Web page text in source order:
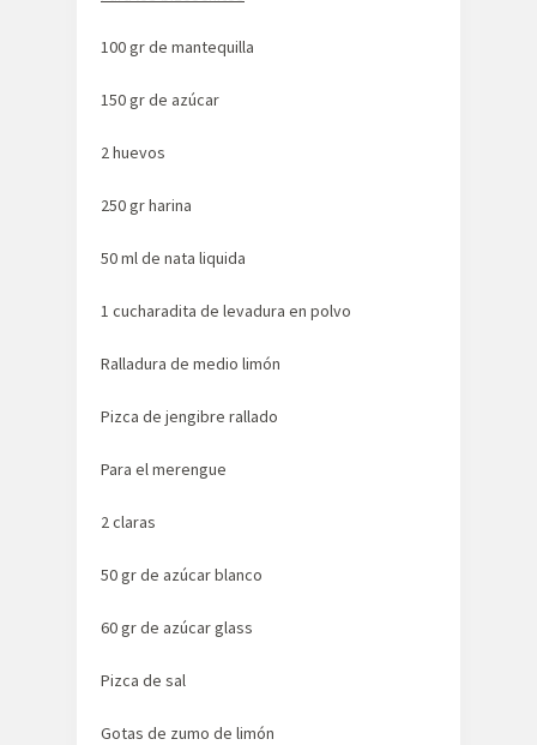
100 gr de mantequilla
150 gr de azúcar
2 huevos
250 gr harina
50 ml de nata liquida
1 cucharadita de levadura en polvo
Ralladura de medio limón
Pizca de jengibre rallado
Para el merengue
2 claras
50 gr de azúcar blanco
60 gr de azúcar glass
Pizca de sal
Gotas de zumo de limón